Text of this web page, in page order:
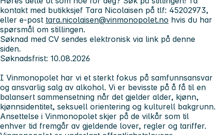
kontakt med butikksjef Tara Nicolaisen på tlf: 45202973,
eller e-post tara.nicolaisen@vinmonopolet.no hvis du har
spørsmål om stillingen.
Søknad med CV sendes elektronisk via link på denne
siden.
Søknadsfrist: 10.08.2026
I Vinmonopolet har vi et sterkt fokus på samfunnsansvar
og ansvarlig salg av alkohol. Vi er bevisste på å få til en
balansert sammensetning når det gjelder alder, kjønn,
kjønnsidentitet, seksuell orientering og kulturell bakgrunn.
Ansettelse i Vinmonopolet skjer på de vilkår som til
enhver tid fremgår av gjeldende lover, regler og tariffer.